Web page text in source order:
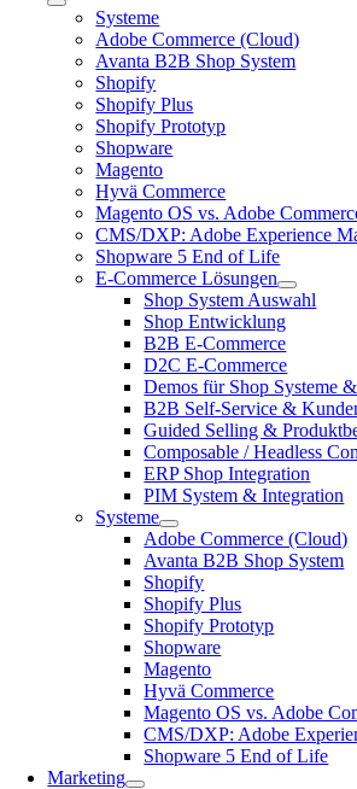
Toggle
Navigation
Systeme
Adobe Commerce (Cloud)
Avanta B2B Shop System
Shopify
Shopify Plus
Shopify Prototyp
Shopware
Magento
Hyvä Commerce
Magento OS vs. Adobe
CMS/DXP: Adobe Experience
Shopware 5 End of Life
E-Commerce Lösungen
Shop System Auswahl
Shop Entwicklung
B2B E-Commerce
D2C E-Commerce
Demos für Shop Systeme
B2B Self-Service &
Guided Selling &
Composable / Headless
ERP Shop Integration
PIM System & Integration
Systeme
Adobe Commerce (Cloud)
Avanta B2B Shop System
Shopify
Shopify Plus
Shopify Prototyp
Shopware
Magento
Hyvä Commerce
Magento OS vs. Adobe
CMS/DXP: Adobe
Shopware 5 End of Life
Marketing